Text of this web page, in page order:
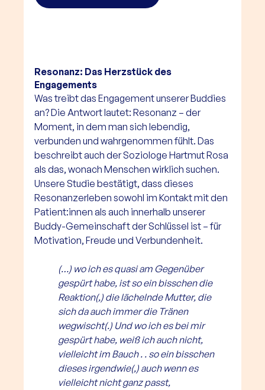
Resonanz: Das Herzstück des
Engagements
Was treibt das Engagement unserer Buddies
an? Die Antwort lautet: Resonanz – der
Moment, in dem man sich lebendig,
verbunden und wahrgenommen fühlt. Das
beschreibt auch der Soziologe Hartmut Rosa
als das, wonach Menschen wirklich suchen.
Unsere Studie bestätigt, dass dieses
Resonanzerleben sowohl im Kontakt mit den
Patient:innen als auch innerhalb unserer
Buddy-Gemeinschaft der Schlüssel ist – für
Motivation, Freude und Verbundenheit.
(…) wo ich es quasi am Gegenüber
gespürt habe, ist so ein bisschen die
Reaktion(,) die lächelnde Mutter, die
sich da auch immer die Tränen
wegwischt(.) Und wo ich es bei mir
gespürt habe, weiß ich auch nicht,
vielleicht im Bauch . . so ein bisschen
dieses irgendwie(,) auch wenn es
vielleicht nicht ganz passt,